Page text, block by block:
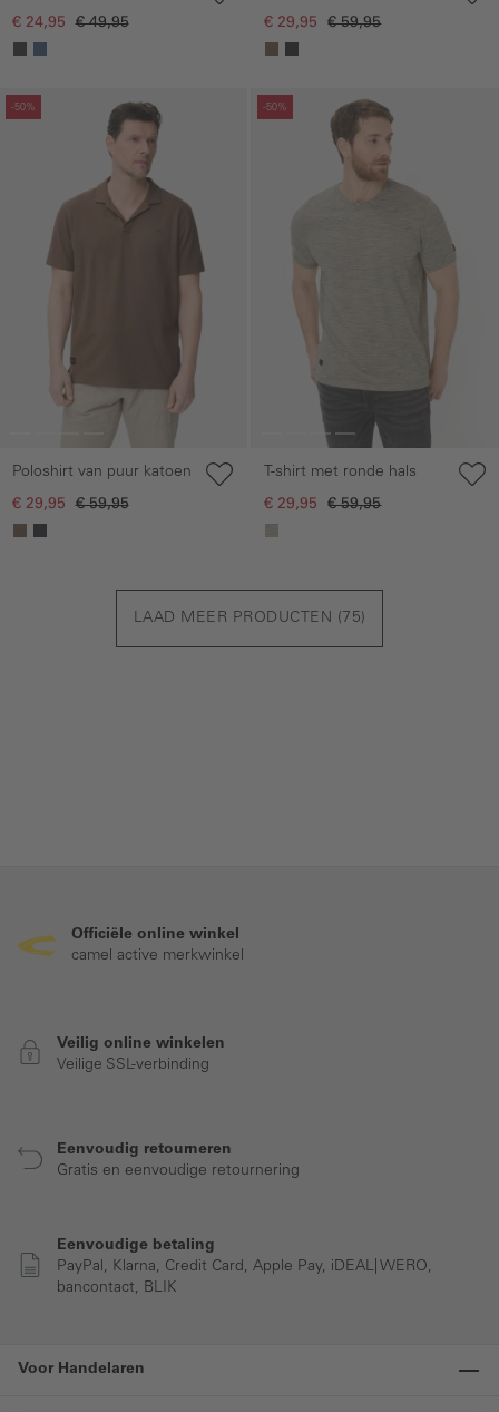
€ 24,95 € 49,95 € 29,95 € 59,95
-50%
overslaan
Poloshirt van puur katoen
€ 29,95 € 59,95
-50%
Galerie overslaan
T-shirt met ronde hals
€ 29,95 € 59,95
LAAD MEER PRODUCTEN ( 75)
Officiële online winkel
camel active merkwinkel
Veilig online winkelen
Veilige SSL-verbinding
Eenvoudig retourneren
Gratis en eenvoudige retournering
Eenvoudige betaling
PayPal, Klarna, Credit Card, Apple Pay, iDEAL| WERO,
bancontact, BLIK
Voor Handelaren